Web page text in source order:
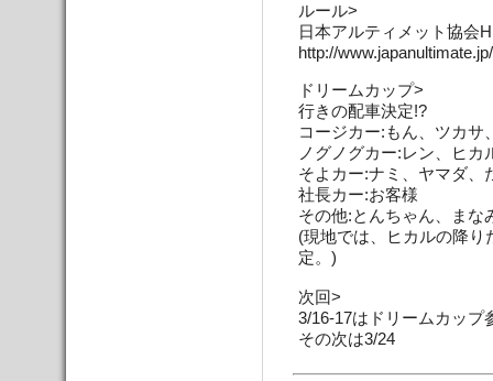
ルール>
日本アルティメット協会
http://
ドリームカップ>
行きの配車決定!?
コージカー:もん、ツカサ
ノグノグカー:レン、ヒカ
そよカー:ナミ、ヤマダ、
社長カー:お客様
その他:とんちゃん、まな
(現地では、ヒカルの降
定。)
次回>
3/16-17はドリームカップ
その次は3/24